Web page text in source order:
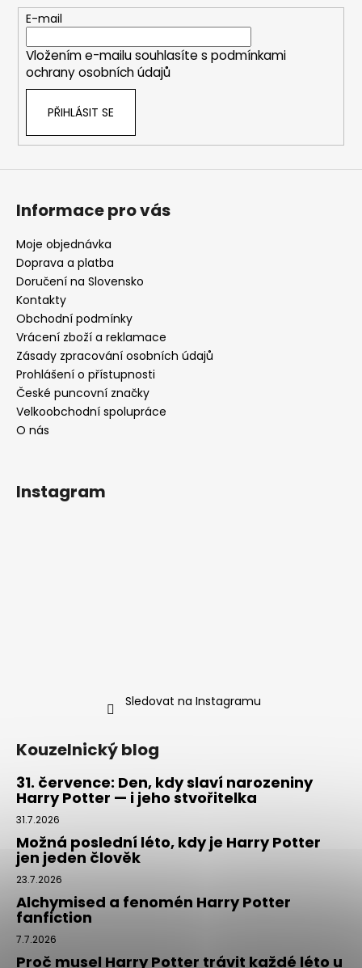
E-mail
Vložením e-mailu souhlasíte s podmínkami
ochrany osobních údajů
PŘIHLÁSIT SE
Informace pro vás
Moje objednávka
Doprava a platba
Doručení na Slovensko
Kontakty
Obchodní podmínky
Vrácení zboží a reklamace
Zásady zpracování osobních údajů
Prohlášení o přístupnosti
České puncovní značky
Velkoobchodní spolupráce
O nás
Instagram
Sledovat na Instagramu
Kouzelnický blog
31. července: Den, kdy slaví narozeniny
Harry Potter — i jeho stvořitelka
31.7.2026
Možná poslední léto, kdy je Harry Potter
jen jeden člověk
23.7.2026
Alchymised a fenomén Harry Potter
fanfiction
7.7.2026
Proč musel Harry Potter trávit každé léto u